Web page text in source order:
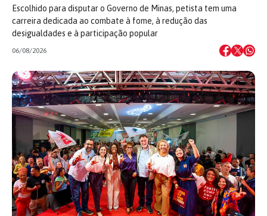
Escolhido para disputar o Governo de Minas, petista tem uma
carreira dedicada ao combate à fome, à redução das
desigualdades e à participação popular
06/08/2026